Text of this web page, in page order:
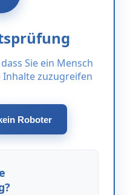
Sie ein Mensch
zuzugreifen
Roboter